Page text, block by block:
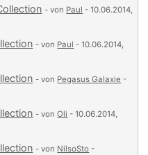
- von Paul - 10.06.2014,
- von Paul - 10.06.2014,
- von Pegasus Galaxie -
- vonOli - 10.06.2014,
- von NilsoSto -